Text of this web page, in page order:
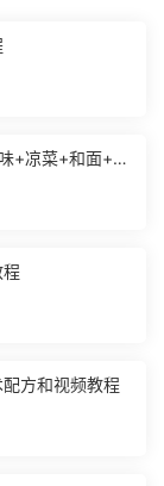
+凉菜+和面+烙
程
方和视频教程